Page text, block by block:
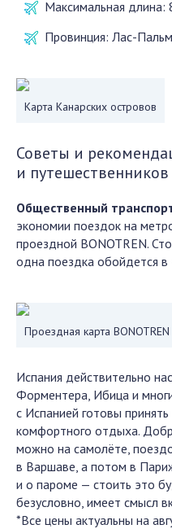
Максимальная длина:
Провинция: Лас-
Карта Канарских островов
Советы и
и путешественников
Общественный
экономии поездок на
проездной BONOTREN.
одна поездка обойдется в
Проездная карта BONOTREN
Испания действительно
Форментера, Ибица и
с Испанией готовы
комфортного отдыха.
можно на самолёте,
в Варшаве, а потом в
и о пароме — стоить это
безусловно, имеет смысл
*Все цены актуальны на